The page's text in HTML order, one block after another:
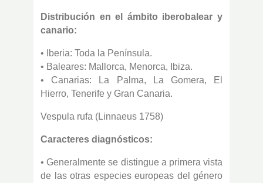
Distribución en el ámbito iberobalear y
canario:
• Iberia: Toda la Península.
• Baleares: Mallorca, Menorca, Ibiza.
• Canarias: La Palma, La Gomera, El
Hierro, Tenerife y Gran Canaria.
Vespula rufa (Linnaeus 1758)
Caracteres diagnósticos:
• Generalmente se distingue a primera vista
de las otras especies europeas del género